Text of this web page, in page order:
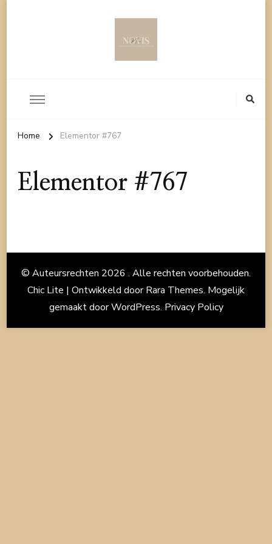
Home Elementor #767
Elementor #767
© Auteursrechten 2026 . Alle rechten voorbehouden.
Chic Lite | Ontwikkeld doorRara Themes. Mogelijk
gemaakt doorWordPress. Privacy Policy